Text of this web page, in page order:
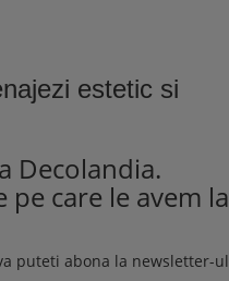
estetic si
Decolandia.
care le avem la
puteti abona la newsletter-ul